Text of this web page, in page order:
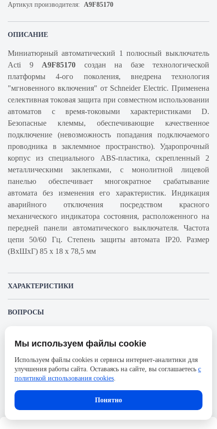
Артикул производителя: A9F85170
ОПИСАНИЕ
Миниатюрный автоматический 1 полюсный выключатель
Acti 9 A9F85170 создан на базе технологической
платформы 4-ого поколения, внедрена технология
"мгновенного включения" от Schneider Electric. Применена
селективная токовая защита при совместном использовании
автоматов с время-токовыми характеристиками D.
Безопасные клеммы, обеспечивающие качественное
подключение (невозможность попадания подключаемого
проводника в заклеммное пространство). Ударопрочный
корпус из специального ABS-пластика, скрепленный 2
металлическими заклепками, с монолитной лицевой
панелью обеспечивает многократное срабатывание
автомата без изменения его характеристик. Индикация
аварийного отключения посредством красного
механического индикатора состояния, расположенного на
передней панели автоматического выключателя. Частота
цепи 50/60 Гц. Степень защиты автомата IP20. Размер
(ВхШхГ) 85 х 18 х 78,5 мм
ХАРАКТЕРИСТИКИ
Производитель
Серия
Acti 9
Номинальный ток
Напряжение, В
72
Количество полюсов
ВОПРОСЫ
Пожалуйста, авторизуйтесь, чтобы иметь
возможность оставлять вопросы.
Представленные изображения и характеристики могут отличаться от реального
без предварительного уведомления. Компания АйДистрибьют не несёт
ответственности в случае не соответствия текущей модели товаров фотографиям,
размещённым в карточке товара.
Мы используем файлы cookie
Используем файлы cookies и сервисы интернет-аналитики для
улучшения работы сайта. Оставаясь на сайте, вы соглашаетесь с
политикой использования cookies.
Понятно